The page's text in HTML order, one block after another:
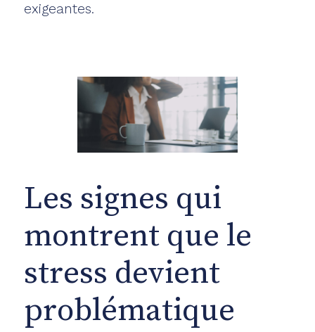
exigeantes.
Les signes qui
montrent que le
stress devient
problématique